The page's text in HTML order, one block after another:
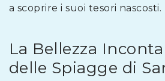
a scoprire i suoi tesori nascosti.
La Bellezza
delle Spiagge di